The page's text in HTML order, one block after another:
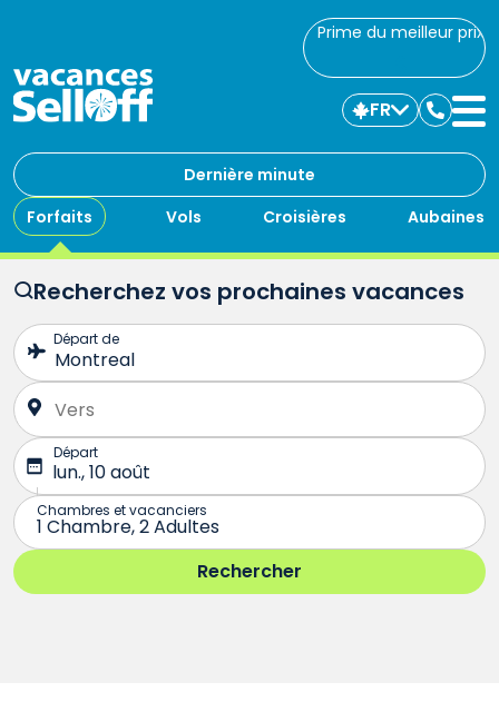
Prime du meilleur prix
Dernière minute
Forfaits
Vols Croisières Aubaines
FR
avec
Recherchez vos prochaines vacances